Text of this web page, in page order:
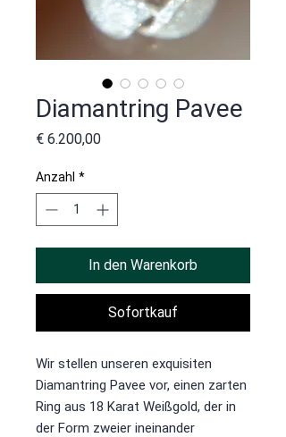
Diamantring Pavee
€ 6.200,00Preis
Anzahl *
In den Warenkorb
Sofortkauf
Wir stellen unseren exquisiten
Diamantring Pavee vor, einen zarten
Ring aus 18 Karat Weißgold, der in
der Form zweier ineinander